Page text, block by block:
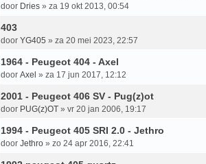
door Dries » za 19 okt 2013, 00:54
403
door YG405 » za 20 mei 2023, 22:57
1964 - Peugeot 404 - Axel
door Axel » za 17 jun 2017, 12:12
2001 - Peugeot 406 SV - Pug(z)ot
door PUG(z)OT » vr 20 jan 2006, 19:17
1994 - Peugeot 405 SRI 2.0 - Jethro
door Jethro » zo 24 apr 2016, 22:41